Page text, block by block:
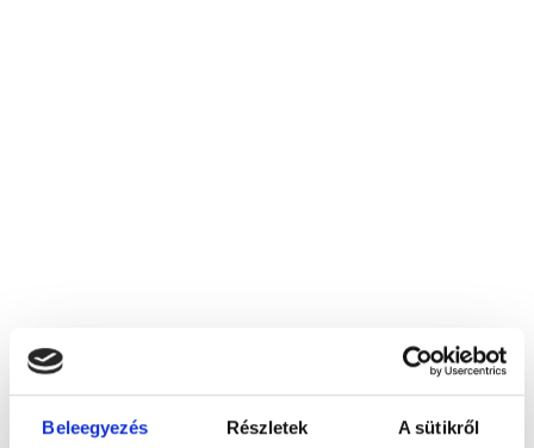
Beleegyezés Részletek A sütikről
8500 Pápa, Bánki Donát u. 13.